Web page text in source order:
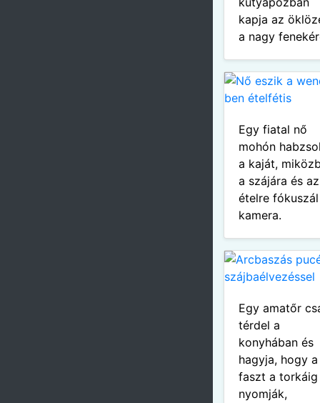
kapja az
a nagy
Egy fiatal nő
mohón
a kaját,
a szájára és az
ételre
kamera.
Egy amatőr
térdel a
konyhában és
hagyja, hogy a
faszt a torkáig
nyomják,